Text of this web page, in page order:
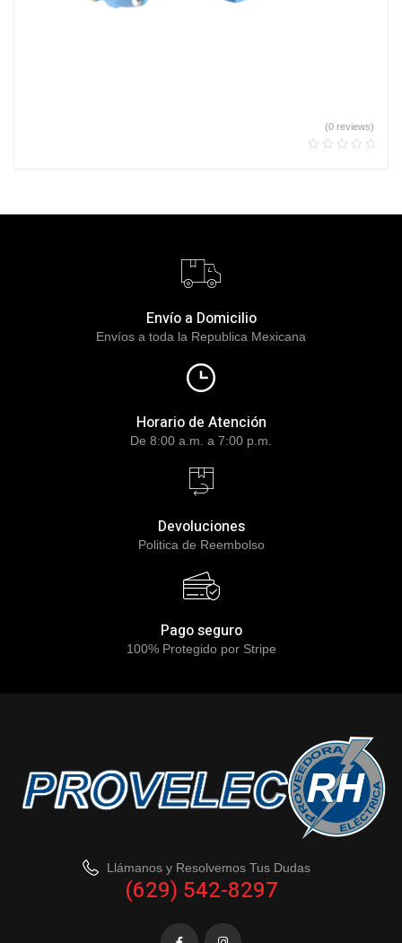
(0 reviews)
Envío a Domicilio
Envíos a toda la Republica Mexicana
Horario de Atención
De 8:00 a.m. a 7:00 p.m.
Devoluciones
Politica de Reembolso
Pago seguro
100% Protegido por Stripe
Llámanos y Resolvemos Tus Dudas
(629) 542-8297